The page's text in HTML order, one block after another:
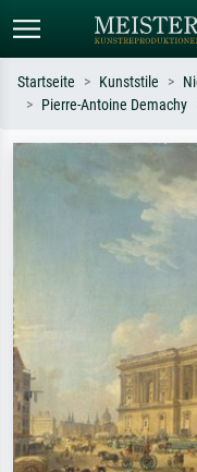
Suchen Sie nach Künstlern,
oder Stilen – z.B. Monet,
Sternennacht,
Hokusai, Akt.
Startseite Kunststile
Pierre-Antoine Demachy